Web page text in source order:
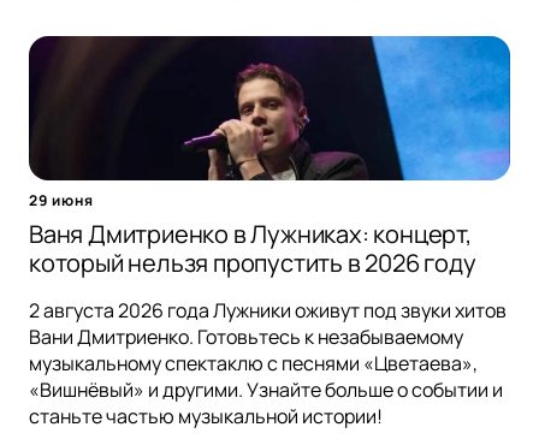
29 июня
Ваня Дмитриенко в Лужниках: концерт,
который нельзя пропустить в 2026 году
2 августа 2026 года Лужники оживут под звуки хитов
Вани Дмитриенко. Готовьтесь к незабываемому
музыкальному спектаклю с песнями «Цветаева»,
«Вишнёвый» и другими. Узнайте больше о событии и
станьте частью музыкальной истории!